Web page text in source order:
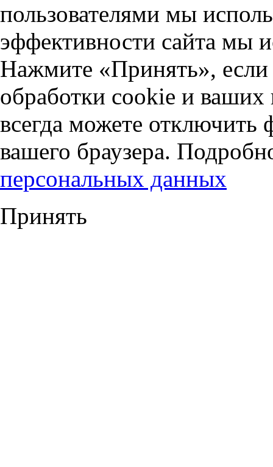
пользователями мы
эффективности сайта мы
Нажмите «Принять», если
обработки cookie и
всегда можете отключить
вашего браузера.
персональных данных
Принять